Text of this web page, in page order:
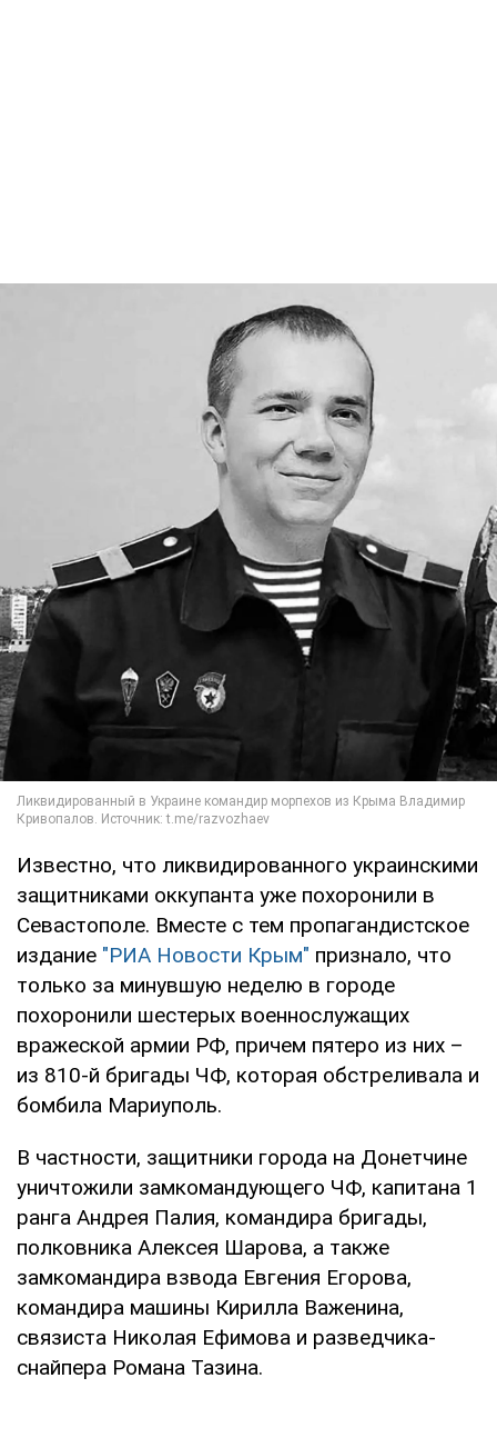
Известно, что ликвидированного украинскими
защитниками оккупанта уже похоронили в
Севастополе. Вместе с тем пропагандистское
издание "РИА Новости Крым" признало, что
только за минувшую неделю в городе
похоронили шестерых военнослужащих
вражеской армии РФ, причем пятеро из них –
из 810-й бригады ЧФ, которая обстреливала и
бомбила Мариуполь.
В частности, защитники города на Донетчине
уничтожили замкомандующего ЧФ, капитана 1
ранга Андрея Палия, командира бригады,
полковника Алексея Шарова, а также
замкомандира взвода Евгения Егорова,
командира машины Кирилла Важенина,
связиста Николая Ефимова и разведчика-
снайпера Романа Тазина.